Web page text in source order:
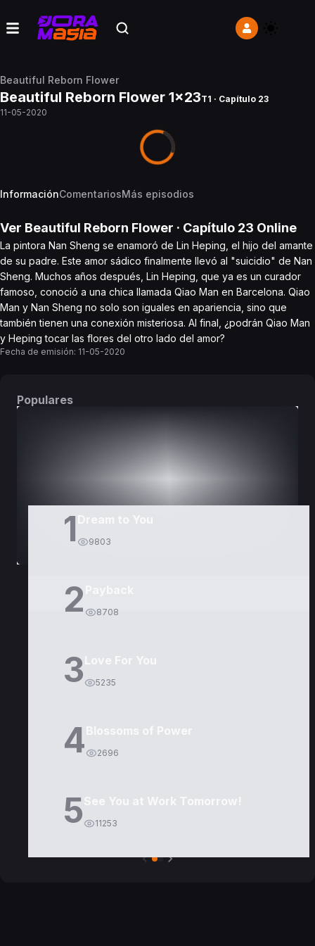
Beautiful Reborn Flower
Beautiful Reborn Flower 1x23T1 · Capítulo 23
11-05-2020
InformaciónComentariosMás episodios
Ver Beautiful Reborn Flower · Capítulo 23 Online
La pintora Nan Sheng se enamoró de Lin Heping, el hijo del amante
de su padre. Este amor sádico finalmente llevó al "suicidio" de Nan
Sheng. Muchos años después, Lin Heping, que ya es un curador
famoso, conoció a una chica llamada Qiao Man en Barcelona. Qiao
Man y Nan Sheng no solo son iguales en apariencia, sino que
también tienen una conexión misteriosa. Al final, ¿podrán Qiao Man
y Heping tocar las flores del otro lado del amor?
Fecha de emisión: 11-05-2020
Populares
1 9803
2 8708
3Love For You
5235
4Blossoms of Power
2696
5See You at Work Tomorrow!
11253